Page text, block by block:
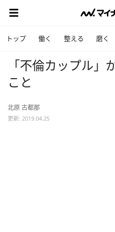
トップ 働く 整える 磨く
「不倫カップル」
こと
北原 古都那
更新: 2019.04.25